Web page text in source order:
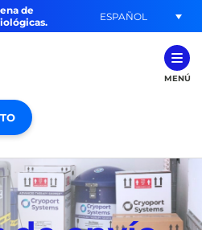
de
ESPAÑOL
MENÚ